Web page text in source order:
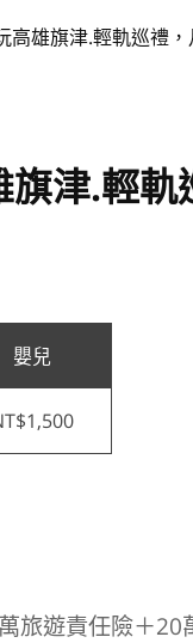
高雄旗津.輕軌巡禮
津.輕軌
嬰兒
旅遊責任險＋20